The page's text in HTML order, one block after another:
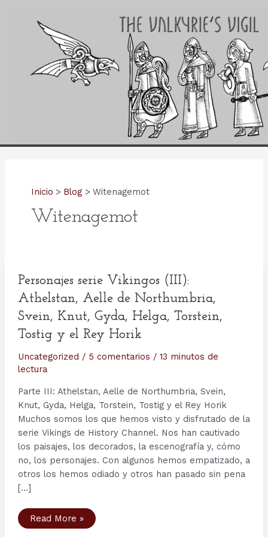
Inicio Blog Witenagemot
Witenagemot
Personajes serie Vikingos (III):
Athelstan, Aelle de Northumbria,
Svein, Knut, Gyda, Helga, Torstein,
Tostig y el Rey Horik
Uncategorized / 5 comentarios / 13 minutos de
lectura
Parte III: Athelstan, Aelle de Northumbria, Svein,
Knut, Gyda, Helga, Torstein, Tostig y el Rey Horik
Muchos somos los que hemos visto y disfrutado de la
serie Vikings de History Channel. Nos han cautivado
los paisajes, los decorados, la escenografía y, cómo
no, los personajes. Con algunos hemos empatizado, a
otros los hemos odiado y otros han pasado sin pena
[…]
Personajes
serie
Read More »